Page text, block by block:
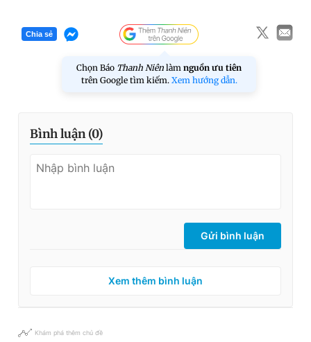
Chia sẻ
Chọn Báo Thanh Niên làm nguồn ưu tiên
trên Google tìm kiếm. Xem hướng dẫn.
Bình luận (0)
Gửi bình luận
Xem thêm bình luận
Khám phá thêm chủ đề